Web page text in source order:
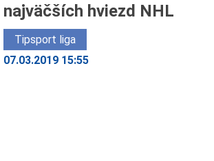
najväčších hviezd NHL
Tipsport liga
07.03.2019 15:55